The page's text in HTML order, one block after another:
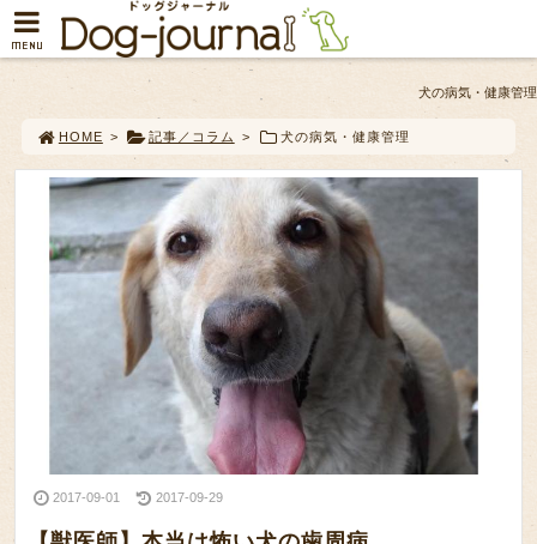
犬の病気・健康管理
HOME > 記事／コラム > 犬の病気・健康管理
2017-09-01 2017-09-29
MENU